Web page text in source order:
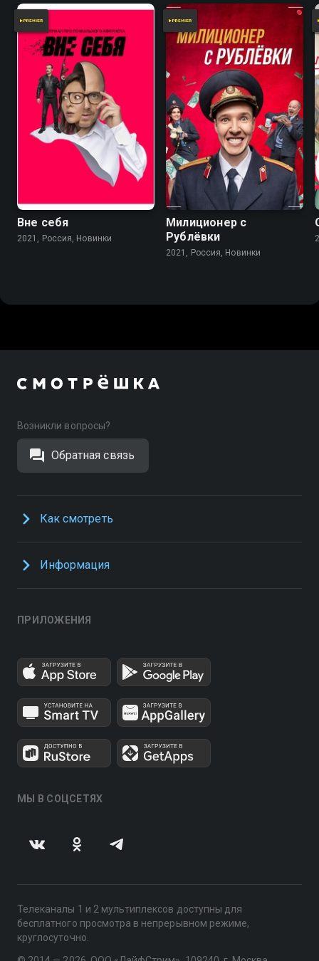
Вне себя
2021, Россия, Новинки
5.5
Милиционер с
Рублёвки
2021, Россия, Новинки
Возникли вопросы?
Обратная связь
Как смотреть
Информация
ПРИЛОЖЕНИЯ
МЫ В СОЦСЕТЯХ
Телеканалы 1 и 2 мультиплексов доступны для
бесплатного просмотра в непрерывном режиме,
круглосуточно.